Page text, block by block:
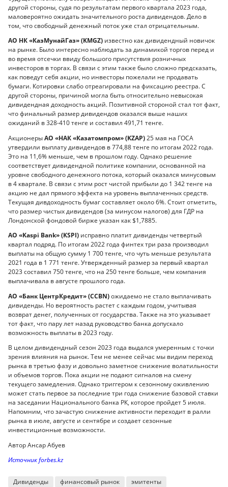
другой стороны, судя по результатам первого квартала 2023 года,
маловероятно ожидать значительного роста дивидендов. Дело в
том, что свободный денежный поток уже стал отрицательным.
АО НК «КазМунайГаз» (KMGZ) известно как дивидендный новичок
на рынке. Было интересно наблюдать за динамикой торгов перед и
во время отсечки ввиду большого присутствия розничных
инвесторов в торгах. В связи с этим также было сложно предсказать,
как поведут себя акции, но инвесторы пожелали не продавать
бумаги. Котировки слабо отреагировали на фиксацию реестра. С
другой стороны, причиной могла быть относительно невысокая
дивидендная доходность акций. Позитивной стороной стал тот факт,
что финальный размер дивидендов оказался выше наших
ожиданий в 328-410 тенге и составил 491,71 тенге.
АкционерыАО «НАК «Казатомпром» (KZAP)25 мая на ГОСА
утвердили выплату дивидендов в 774,88 тенге по итогам 2022 года.
Это на 11,6% меньше, чем в прошлом году. Однако решение
соответствует дивидендной политике компании, основанной на
уровне свободного денежного потока, который оказался минусовым
в 4 квартале. В связи с этим рост чистой прибыли до 1 342 тенге на
акцию не дал прямого эффекта на уровень выплаченных средств.
Текущая дивдоходность бумаг составляет около 6%. Стоит отметить,
что размер чистых дивидендов (за минусом налогов) для ГДР на
Лондонской фондовой бирже указан как $1,7885.
АО «Kaspi Bank» (KSPI) исправно платит дивиденды четвертый
квартал подряд. По итогам 2022 года финтех три раза производил
выплаты на общую сумму 1 700 тенге, что чуть меньше результата
2021 года в 1 771 тенге. Утвержденный размер за первый квартал
2023 составил 750 тенге, что на 250 тенге больше, чем компания
выплачивала в августе прошлого года.
АО «Банк ЦентрКредит» (CCBN)ожидаемо не стало выплачивать
дивиденды. Но вероятность растет с каждым годом, учитывая
возврат денег, полученных от государства. Также на это указывает
тот факт, что пару лет назад руководство банка допускало
возможность выплаты в 2023 году.
В целом дивидендный сезон 2023 года выдался умеренным с точки
зрения влияния на рынок. Тем не менее сейчас мы видим переход
рынка в третью фазу и довольно заметное снижение волатильности
и объемов торгов. Пока акции не подают сигналов на смену
текущего замедления. Однако триггером к сезонному оживлению
может стать первое за последние три года снижение базовой ставки
на заседании Национального банка РК, которое пройдет 5 июля.
Напомним, что зачастую снижение активности переходит в ралли
рынка в июле, августе и сентябре и создает сезонные
инвестиционные возможности.
Автор Ансар Абуев
Источник forbes.kz
Дивиденды финансовый рынок
эмитенты